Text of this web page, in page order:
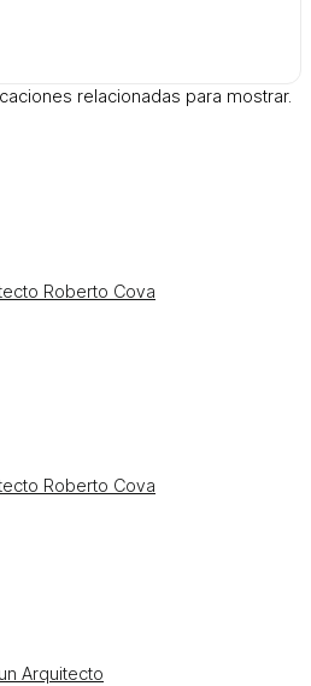
relacionadas para mostrar.
Roberto Cova
Roberto Cova
Arquitecto